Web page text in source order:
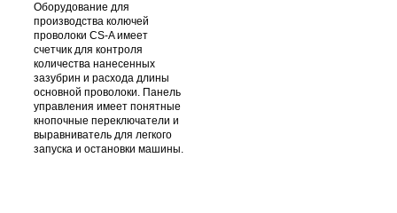
Оборудование для
производства колючей
проволоки CS-A имеет
счетчик для контроля
количества нанесенных
зазубрин и расхода длины
основной проволоки. Панель
управления имеет понятные
кнопочные переключатели и
выравниватель для легкого
запуска и остановки машины.